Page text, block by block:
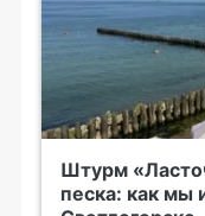
Штурм
песка: как мы